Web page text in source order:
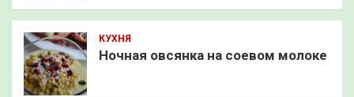
КУХНЯ
Ночная овсянка на соевом молоке